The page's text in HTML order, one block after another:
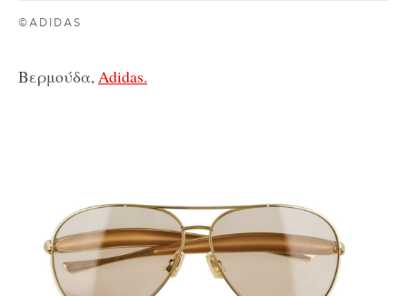
©ADIDAS
Βερμούδα,Adidas.